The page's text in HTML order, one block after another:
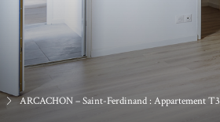
ARCACHON – Saint-Ferdinand : Appartement T3